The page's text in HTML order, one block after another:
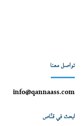
تواصل معنا
info@qannaass.com
ابحث في قنّاص